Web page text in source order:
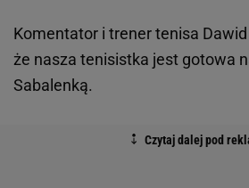
Komentator i trener tenisa
że nasza tenisistka jest gotowa
Sabalenką.